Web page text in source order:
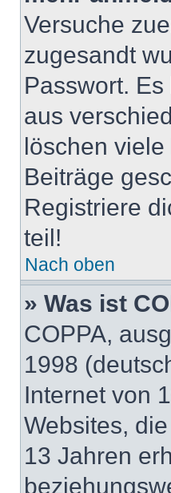
Versuche
zugesandt
Passwort.
aus
löschen
Beiträge
Registriere
teil!
Nach oben
» Was ist
COPPA,
1998
Internet von
Websites,
13 Jahren